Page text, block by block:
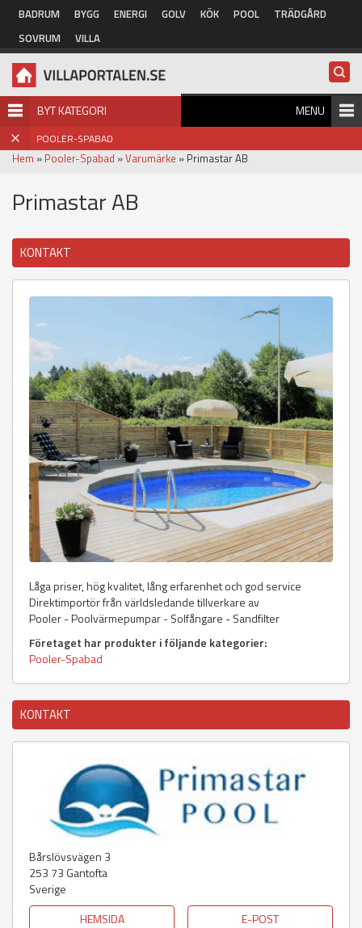
Hoppa till huvudinnehåll
BADRUM BYGG ENERGI GOLV KÖK POOL
TRÄDGÅRD
SOVRUM
VILLA
BYT KATEGORI MENU
POOLER-SPABAD
Hem » Pooler-Spabad »Varumärke » Primastar AB
Primastar AB
KONTAKT
Låga priser, hög kvalitet, lång erfarenhet och god service
Direktimportör från världsledande tillverkare av
Pooler - Poolvärmepumpar - Solfångare - Sandfilter
Företaget har produkter i följande kategorier:
Pooler-Spabad
KONTAKT
Bårslövsvägen 3
253 73 Gantofta
Sverige
HEMSIDA
E-POST